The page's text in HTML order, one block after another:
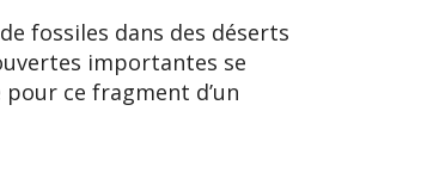
fossiles dans des déserts
importantes se
ce fragment d’un